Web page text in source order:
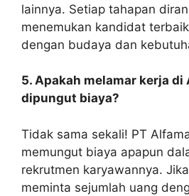
lainnya. Setiap tahapan
menemukan kandidat
dengan budaya dan
5. Apakah melamar kerja di
dipungut biaya?
Tidak sama sekali! PT
memungut biaya apapun
rekrutmen karyawannya.
meminta sejumlah uang